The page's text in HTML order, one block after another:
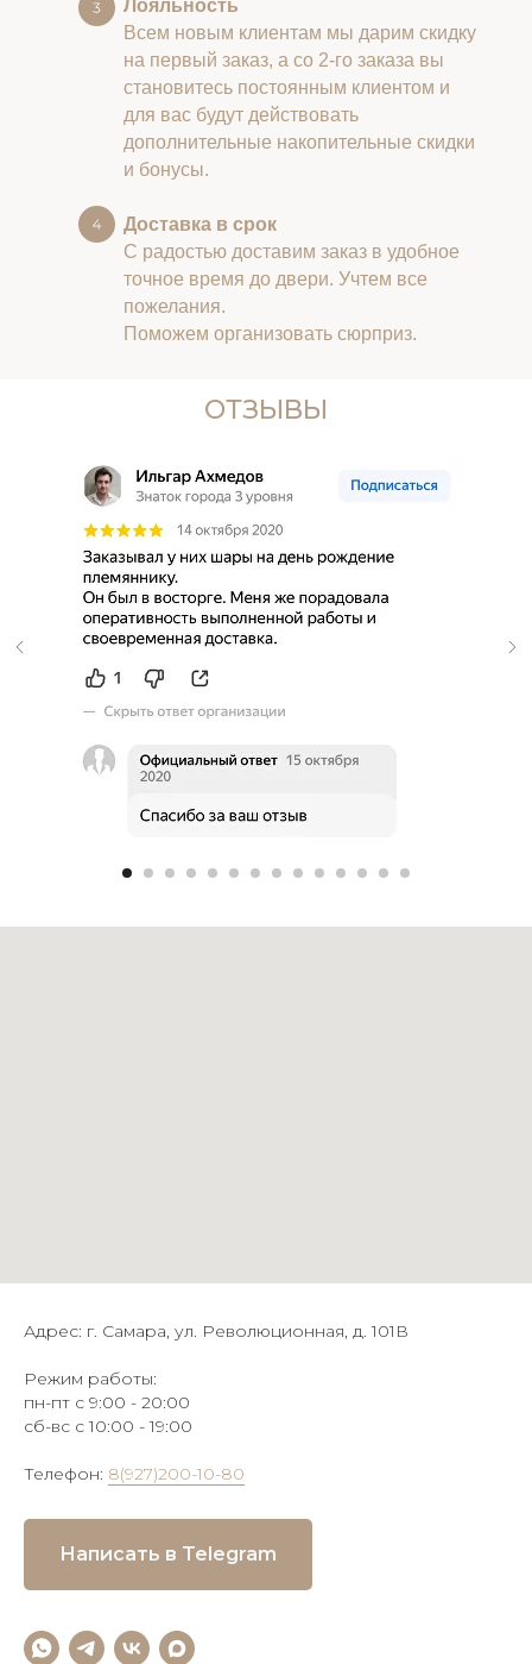
Лояльность
Всем новым клиентам мы дарим скидку
на первый заказ, а со 2-го заказа вы
становитесь постоянным клиентом и
для вас будут действовать
дополнительные накопительные скидки
и бонусы.
Доставка в срок
С радостью доставим заказ в удобное
точное время до двери. Учтем все
пожелания.
Поможем организовать сюрприз.
ОТЗЫВЫ
Адрес: г. Самара, ул. Революционная, д. 101В
Режим работы:
пн-пт с 9:00 - 20:00
сб-вс с 10:00 - 19:00
Телефон: 8(927)200-10-80
Написать в Telegram